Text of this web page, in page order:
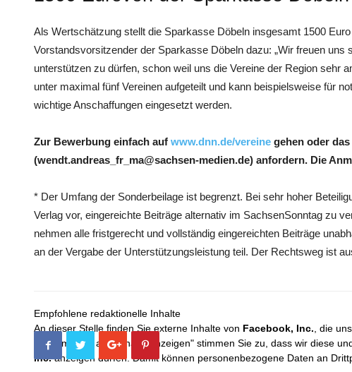
Als Wertschätzung stellt die Sparkasse Döbeln insgesamt 1500
Vorstandsvorsitzender der Sparkasse Döbeln dazu: „Wir freuen uns
unterstützen zu dürfen, schon weil uns die Vereine der Region sehr
unter maximal fünf Vereinen aufgeteilt und kann beispielsweise für
wichtige Anschaffungen eingesetzt werden.
Zur Bewerbung einfach auf www.dnn.de/vereine gehen oder
(wendt.andreas_fr_ma@sachsen-medien.de) anfordern. Die
* Der Umfang der Sonderbeilage ist begrenzt. Bei sehr hoher
Verlag vor, eingereichte Beiträge alternativ im SachsenSonntag zu
nehmen alle fristgerecht und vollständig eingereichten Beiträge
an der Vergabe der Unterstützungsleistung teil. Der Rechtsweg ist
Empfohlene redaktionelle Inhalte
An dieser Stelle finden Sie externe Inhalte von Facebook, Inc. , die
Mit dem Klick auf "Inhalte anzeigen" stimmen Sie zu, dass wir diese
Inc.anzeigen dürfen. Damit können personenbezogene Daten an